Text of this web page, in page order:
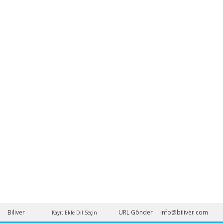
Biliver URL Gönder info@biliver.com
Kayıt Ekle Dil Seçin